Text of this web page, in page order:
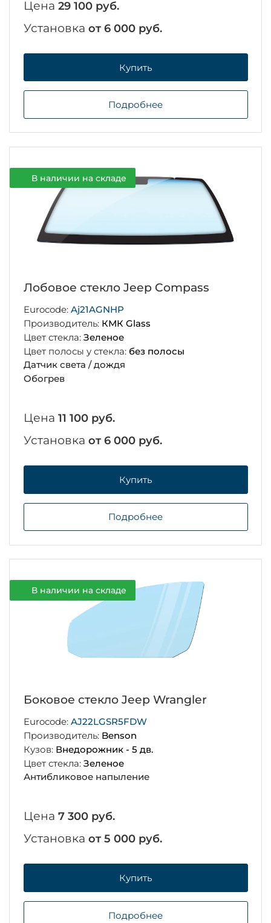
Цена 29 100 руб.
Установка от 6 000 руб.
Купить
Подробнее
В наличии на складе
Лобовое стекло Jeep Compass
Eurocode: Aj21AGNHP
Производитель: КМК Glass
Цвет стекла: Зеленое
Цвет полосы у стекла: без полосы
Датчик света / дождя
Обогрев
Цена 11 100 руб.
Установка от 6 000 руб.
Купить
Подробнее
В наличии на складе
Боковое стекло Jeep Wrangler
Eurocode: AJ22LGSR5FDW
Производитель: Benson
Кузов: Внедорожник - 5 дв.
Цвет стекла: Зеленое
Антибликовое напыление
Цена 7 300 руб.
Установка от 5 000 руб.
Купить
Подробнее